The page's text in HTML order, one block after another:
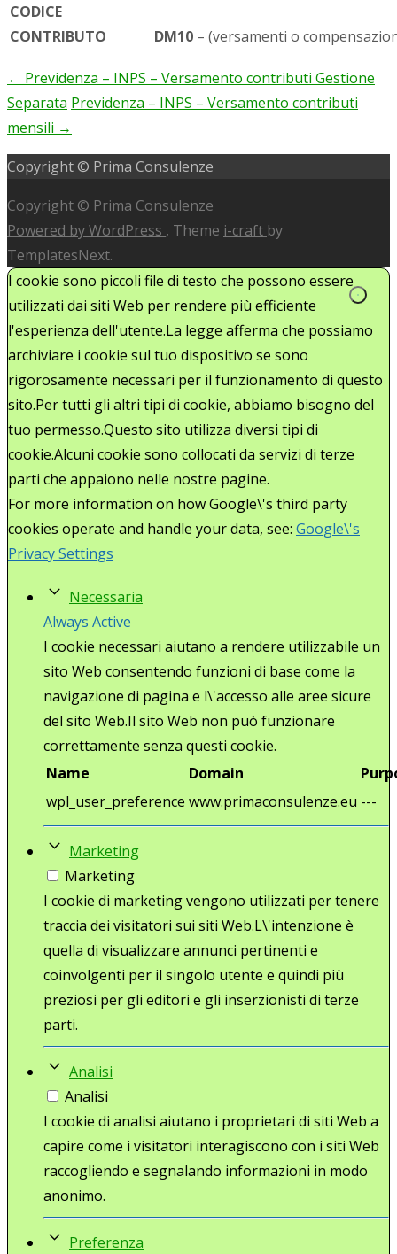
CODICE
CONTRIBUTO
DM10 – (versamenti o
Post
navigation
← Previdenza – INPS – Versamento contributi Gestione
Separata Previdenza – INPS – Versamento contributi
mensili →
Copyright © Prima Consulenze
Copyright © Prima Consulenze
Powered by WordPress , Theme i-craft by
TemplatesNext.
I cookie sono piccoli file di testo che possono essere
utilizzati dai siti Web per rendere più efficiente
l'esperienza dell'utente.La legge afferma che possiamo
archiviare i cookie sul tuo dispositivo se sono
rigorosamente necessari per il funzionamento di questo
sito.Per tutti gli altri tipi di cookie, abbiamo bisogno del
tuo permesso.Questo sito utilizza diversi tipi di
cookie.Alcuni cookie sono collocati da servizi di terze
parti che appaiono nelle nostre pagine.
For more information on how Google\'s third party
cookies operate and handle your data, see: Google\'s
Privacy Settings
Necessaria
Always Active
I cookie necessari aiutano a rendere utilizzabile un
sito Web consentendo funzioni di base come la
navigazione di pagina e l\'accesso alle aree sicure
del sito Web.Il sito Web non può funzionare
correttamente senza questi cookie.
Name
Domain
wpl_user_preference www.primaconsulenze.eu ---
Marketing
Marketing
I cookie di marketing vengono utilizzati per tenere
traccia dei visitatori sui siti Web.L\'intenzione è
quella di visualizzare annunci pertinenti e
coinvolgenti per il singolo utente e quindi più
preziosi per gli editori e gli inserzionisti di terze
parti.
Analisi
Analisi
I cookie di analisi aiutano i proprietari di siti Web a
capire come i visitatori interagiscono con i siti Web
raccogliendo e segnalando informazioni in modo
anonimo.
Preferenza